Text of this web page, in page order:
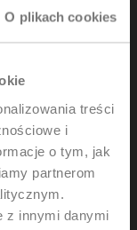
O plikach cookies
treści
i
o tym, jak
partnerom
z innymi danymi
z dwóch stron,